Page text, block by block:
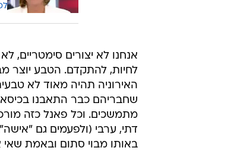
אנחנו לא יצורים סימטריים,
לחיות, להתקדם. הטבע יוצר
האירוניה תהיה מאוד לא
שחבריהם כבר התאבנו
מתמשכים. וכל פאנל כזה מורכב
דתי, ערבי (ולפעמים גם
באותו מבוי סתום ובאמת